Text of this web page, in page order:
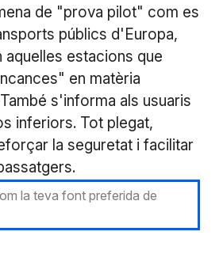
de "prova pilot" com es
públics d'Europa,
aquelles estacions que
en matèria
s'informa als usuaris
inferiors. Tot plegat,
la seguretat i facilitar
la teva font preferida de